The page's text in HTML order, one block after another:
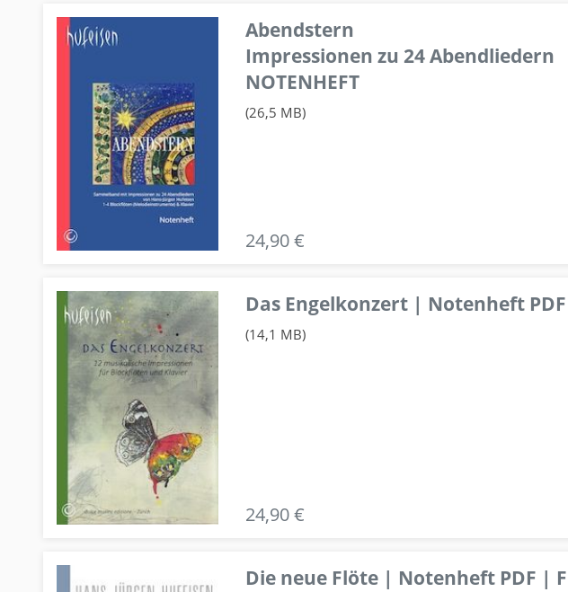
Abendstern
Impressionen zu 24 Abendliedern
NOTENHEFT
(26,5 MB)
24,90 €
Das Engelkonzert | Notenheft
(14,1 MB)
24,90 €
Die neue Flöte | Notenheft PDF |